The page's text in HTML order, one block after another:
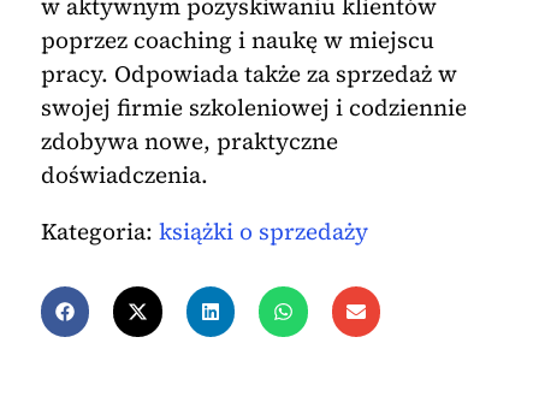
poprzez coaching i naukę w miejscu
pracy. Odpowiada także za sprzedaż w
swojej firmie szkoleniowej i codziennie
zdobywa nowe, praktyczne
doświadczenia.
Kategoria: książki o sprzedaży